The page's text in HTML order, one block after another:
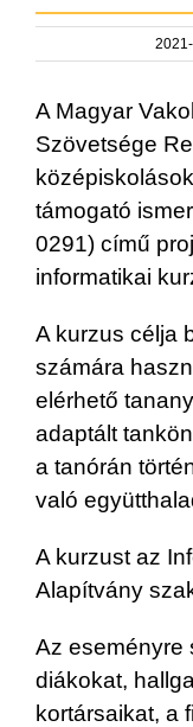
A Magyar
Szövetsége
támogató
0291) című
informatikai
A kurzus célja
számára
elérhető
adaptált
a tanórán
való
A kurzust az
Alapítvány
Az eseményre
diákokat,
kortársaikat, a